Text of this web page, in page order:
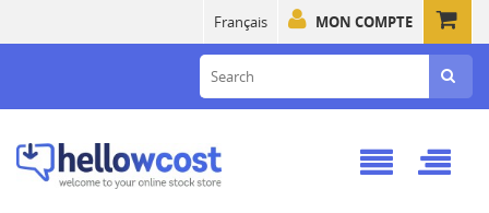
MON COMPTE
Français